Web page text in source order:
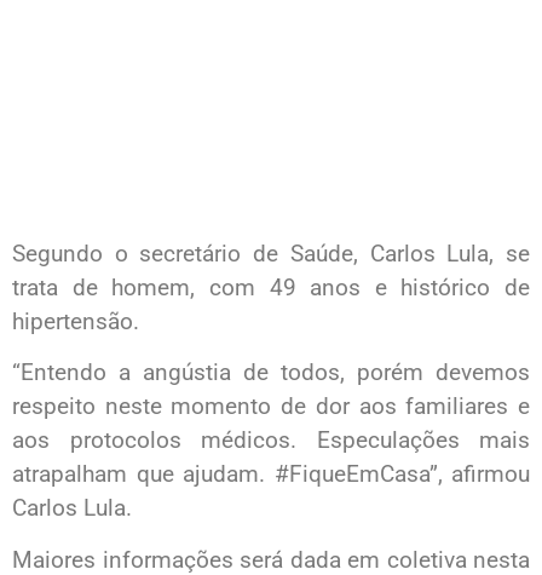
Segundo o secretário de Saúde, Carlos Lula, se
trata de homem, com 49 anos e histórico de
hipertensão.
“Entendo a angústia de todos, porém devemos
respeito neste momento de dor aos familiares e
aos protocolos médicos. Especulações mais
atrapalham que ajudam. #FiqueEmCasa”, afirmou
Carlos Lula.
Maiores informações será dada em coletiva nesta